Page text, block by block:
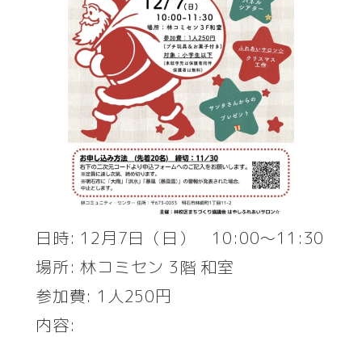
日時: 12月7日（日） 10:00～11:30
場所: 林コミセン 3階 和室
参加費: 1人250円
内容: